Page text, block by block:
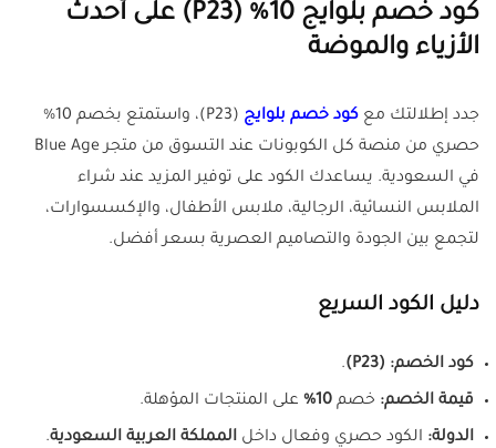
كود خصم بلوايج 10% (P23) على أحدث
الأزياء والموضة
جدد إطلالتك مع كود خصم بلوايج
(P23)، واستمتع بخصم 10%
حصري من منصة كل الكوبونات عند التسوق من متجر Blue Age
في السعودية. يساعدك الكود على توفير المزيد عند شراء
الملابس النسائية، الرجالية، ملابس الأطفال، والإكسسوارات،
لتجمع بين الجودة والتصاميم العصرية بسعر أفضل.
دليل الكود السريع
كود الخصم: (P23)
.
قيمة الخصم: خصم 10% على المنتجات المؤهلة.
الدولة: الكود حصري وفعال داخل المملكة العربية السعودية.